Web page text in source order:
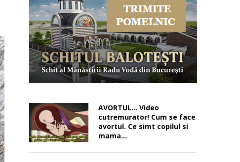
AVORTUL… Video
cutremurator! Cum se face
avortul. Ce simt copilul si
mama…